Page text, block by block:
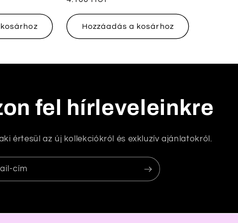
Hozzáadás a kosárhoz
fel hírleveleinkre
értesül az új kollekciókról és exkluzív ajánlatokról.
cím